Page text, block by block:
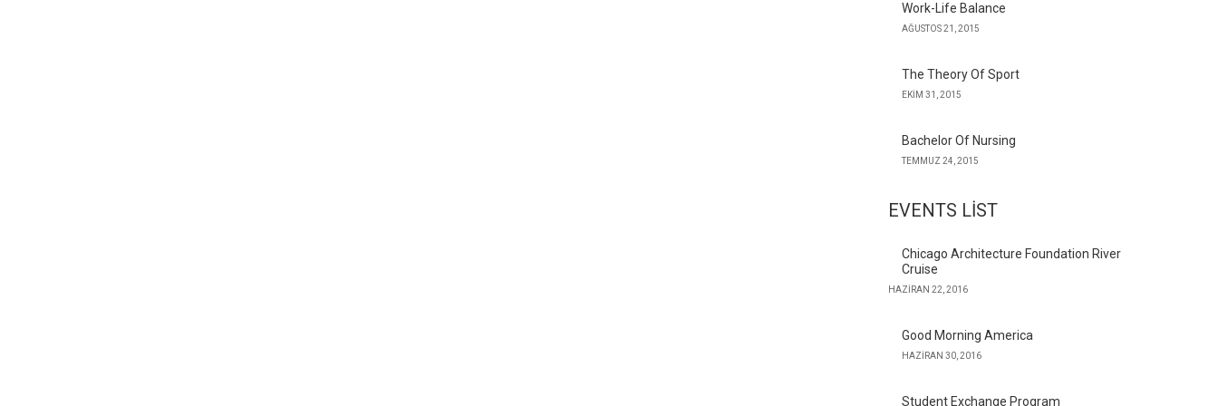
Work-Life Balance
AĞUSTOS 21, 2015
The Theory Of Sport
EKIM 31, 2015
Bachelor Of Nursing
TEMMUZ 24, 2015
EVENTS LIST
Chicago Architecture Foundation River
Cruise
HAZIRAN 22, 2016
Good Morning America
HAZIRAN 30, 2016
Student Exchange Program